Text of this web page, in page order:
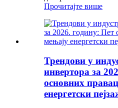
Прочитајте више
Трендови у
инвертора за
основних
енергетски